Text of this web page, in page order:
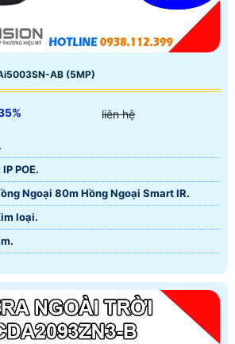
AB (5MP)
liên hệ
🕉️ Công Nghệ Sử Dụng : IP POE.
Ngoại 80m Hồng Ngoại Smart IR.
loại.